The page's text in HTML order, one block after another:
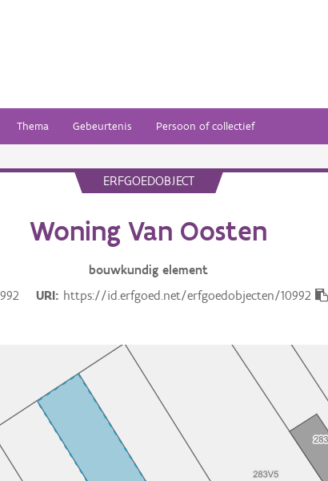
Thema Gebeurtenis Persoon of collectief
ERFGOEDOBJECT
Woning Van Oosten
bouwkundig element
URI https://id.erfgoed.net/erfgoedobjecten/10992